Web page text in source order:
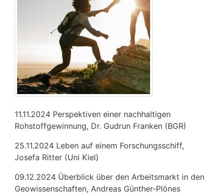
11.11.2024 Perspektiven einer nachhaltigen
Rohstoffgewinnung, Dr. Gudrun Franken (BGR)
25.11.2024 Leben auf einem Forschungsschiff,
Josefa Ritter (Uni Kiel)
09.12.2024 Überblick über den Arbeitsmarkt in den
Geowissenschaften, Andreas Günther-Plönes